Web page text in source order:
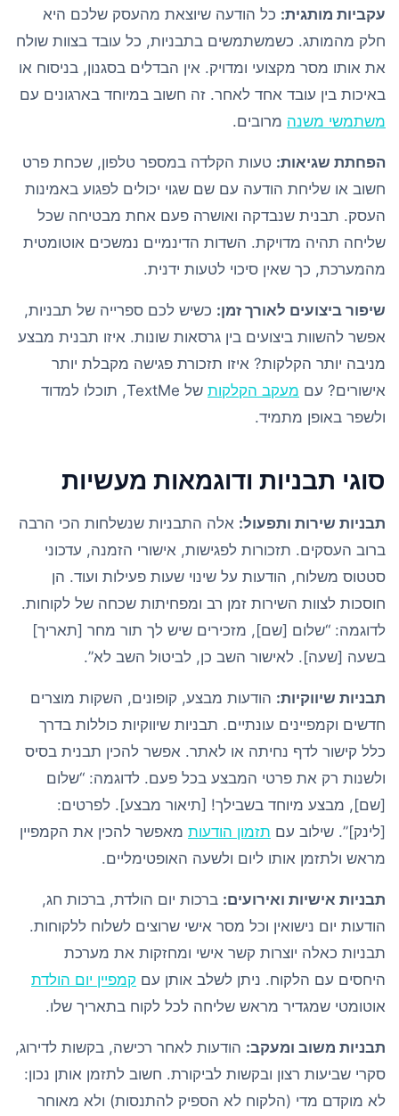
עקביות מותגית: כל הודעה שיוצאת מהעסק שלכם היא
חלק מהמותג. כשמשתמשים בתבניות, כל עובד בצוות שולח
את אותו מסר מקצועי ומדויק. אין הבדלים בסגנון, בניסוח או
באיכות בין עובד אחד לאחר. זה חשוב במיוחד בארגונים עם
משתמשי משנה מרובים.
הפחתת שגיאות: טעות הקלדה במספר טלפון, שכחת פרט
חשוב או שליחת הודעה עם שם שגוי יכולים לפגוע באמינות
העסק. תבנית שנבדקה ואושרה פעם אחת מבטיחה שכל
שליחה תהיה מדויקת. השדות הדינמיים נמשכים אוטומטית
מהמערכת, כך שאין סיכוי לטעות ידנית.
שיפור ביצועים לאורך זמן: כשיש לכם ספרייה של תבניות,
אפשר להשוות ביצועים בין גרסאות שונות. איזו תבנית מבצע
מניבה יותר הקלקות? איזו תזכורת פגישה מקבלת יותר
אישורים? עם מעקב הקלקות
של TextMe, תוכלו למדוד
ולשפר באופן מתמיד.
סוגי תבניות ודוגמאות מעשיות
תבניות שירות ותפעול: אלה התבניות שנשלחות הכי הרבה
ברוב העסקים. תזכורות לפגישות, אישורי הזמנה, עדכוני
סטטוס משלוח, הודעות על שינוי שעות פעילות ועוד. הן
חוסכות לצוות השירות זמן רב ומפחיתות שכחה של לקוחות.
לדוגמה: “שלום [שם], מזכירים שיש לך תור מחר [תאריך]
בשעה [שעה]. לאישור השב כן, לביטול השב לא”.
תבניות שיווקיות: הודעות מבצע, קופונים, השקות מוצרים
חדשים וקמפיינים עונתיים. תבניות שיווקיות כוללות בדרך
כלל קישור לדף נחיתה או לאתר. אפשר להכין תבנית בסיס
ולשנות רק את פרטי המבצע בכל פעם. לדוגמה: “שלום
[שם], מבצע מיוחד בשבילך! [תיאור מבצע]. לפרטים:
[לינק]”. שילוב עם תזמון הודעות מאפשר להכין את הקמפיין
מראש ולתזמן אותו ליום ולשעה האופטימליים.
תבניות אישיות ואירועים: ברכות יום הולדת, ברכות חג,
הודעות יום נישואין וכל מסר אישי שרוצים לשלוח ללקוחות.
תבניות כאלה יוצרות קשר אישי ומחזקות את מערכת
היחסים עם הלקוח. ניתן לשלב אותן עם קמפיין יום הולדת
אוטומטי שמגדיר מראש שליחה לכל לקוח בתאריך שלו.
תבניות משוב ומעקב: הודעות לאחר רכישה, בקשות לדירוג,
סקרי שביעות רצון ובקשות לביקורת. חשוב לתזמן אותן נכון:
לא מוקדם מדי (הלקוח לא הספיק להתנסות) ולא מאוחר